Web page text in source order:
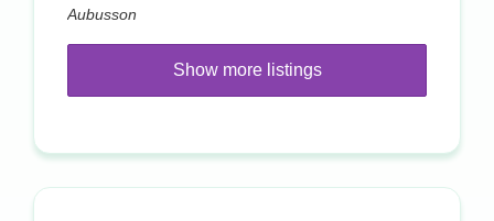
Aubusson
Show more listings